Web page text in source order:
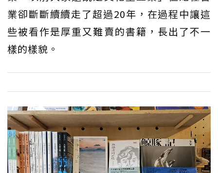
業卻斷斷續續走了超過20年，在過程中讓這
些被看作是厚重又難賣的書籍，長出了不一
樣的樣貌。